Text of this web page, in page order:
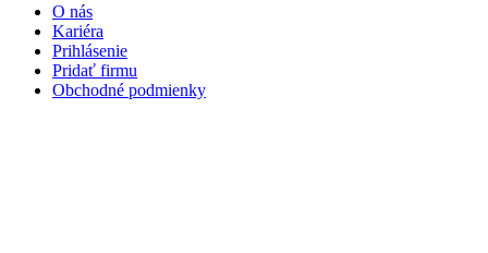
O nás
Kariéra
Prihlásenie
Pridať firmu
Obchodné podmienky